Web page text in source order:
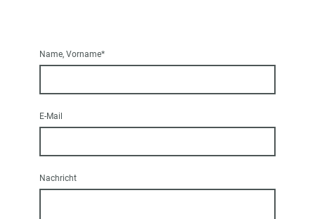
Name, Vorname*
E-Mail
Nachricht